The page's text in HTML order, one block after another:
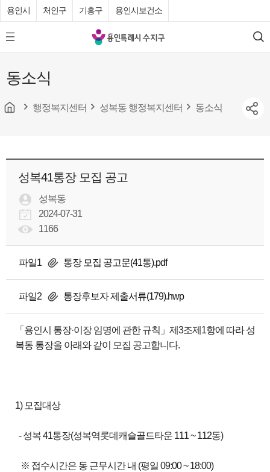
용인시 처인구 기흥구 용인시보건소
모
바
메
뉴
튼
용
인
수
청
검
색
동소식
행정복지센터 성복동 행정복지센터 동소식
성복41통장 모집 공고
성복동
2024-07-31
1166
파일1 통장 모집 공고문(41통).pdf
파일2 통장후보자 제출서류(179).hwp
「용인시 통장·이장 임명에 관한 규칙」제3조제1항에 따라 성
복동 통장을 아래와 같이 모집 공고합니다.
1) 모집대상
- 성복 41통장(성복역롯데캐슬골드타운 111 ~ 112동)
※ 접수시간은 동 근무시간 내 (평일 09:00 ~ 18:00)